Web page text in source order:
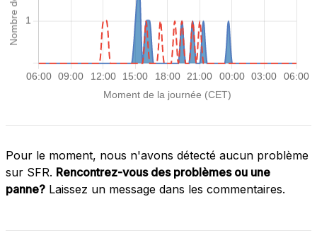
Pour le moment, nous n'avons détecté aucun problème
sur SFR. Rencontrez-vous des problèmes ou une
panne? Laissez un message dans les commentaires.